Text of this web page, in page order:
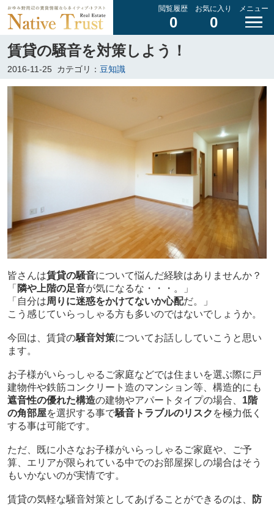
閲覧履歴
0
お気に入り
0
メニュー
賃貸の騒音を対策しよう！
2016-11-25 カテゴリ： 豆知識
皆さんは賃貸の騒音について悩んだ経験はありませんか？
「 隣や上階の足音が気になるな・・・。」
「自分は周りに迷惑をかけてないか心配だ。」
こう感じていらっしゃる方も多いのではないでしょうか。
今回は、賃貸の騒音対策についてお話ししていこうと思い
ます。
お子様がいらっしゃるご家庭などでは住まいを選ぶ際に戸
建物件や鉄筋コンクリート造のマンション等、構造的にも
遮音性の優れた構造の建物やアパートタイプの場合、 1階
の角部屋を選択する事で騒音トラブルのリスク を極力低く
する事は可能です。
ただ、既に小さなお子様がいらっしゃるご家庭や、ご予
算、エリアが限られている中でのお部屋探しの場合はそう
もいかないのが実情です。
賃貸の気軽な騒音対策としてあげることができるのは、
防